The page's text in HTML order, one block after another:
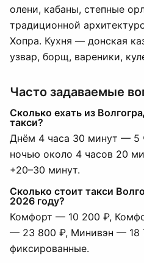
олени, кабаны, степные
традиционной
Хопра. Кухня — донская
узвар, борщ, вареники,
Часто задаваемые
Сколько ехать из
такси?
Днём 4 часа 30 минут — 5
ночью около 4 часов 20
+20–30 минут.
Сколько стоит такси
2026 году?
Комфорт — 10 200 ₽,
— 23 800 ₽, Минивэн — 18
фиксированные.